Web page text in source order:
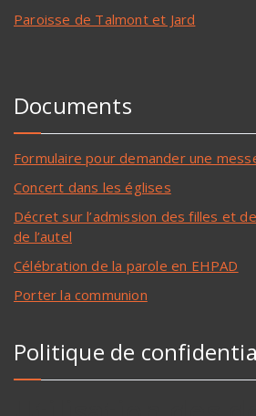
Paroisse de Talmont et Jard
Documents
Formulaire pour demander une
Concert dans les églises
Décret sur l’admission des filles et
de l’autel
Célébration de la parole en EHPAD
Porter la communion
Politique de